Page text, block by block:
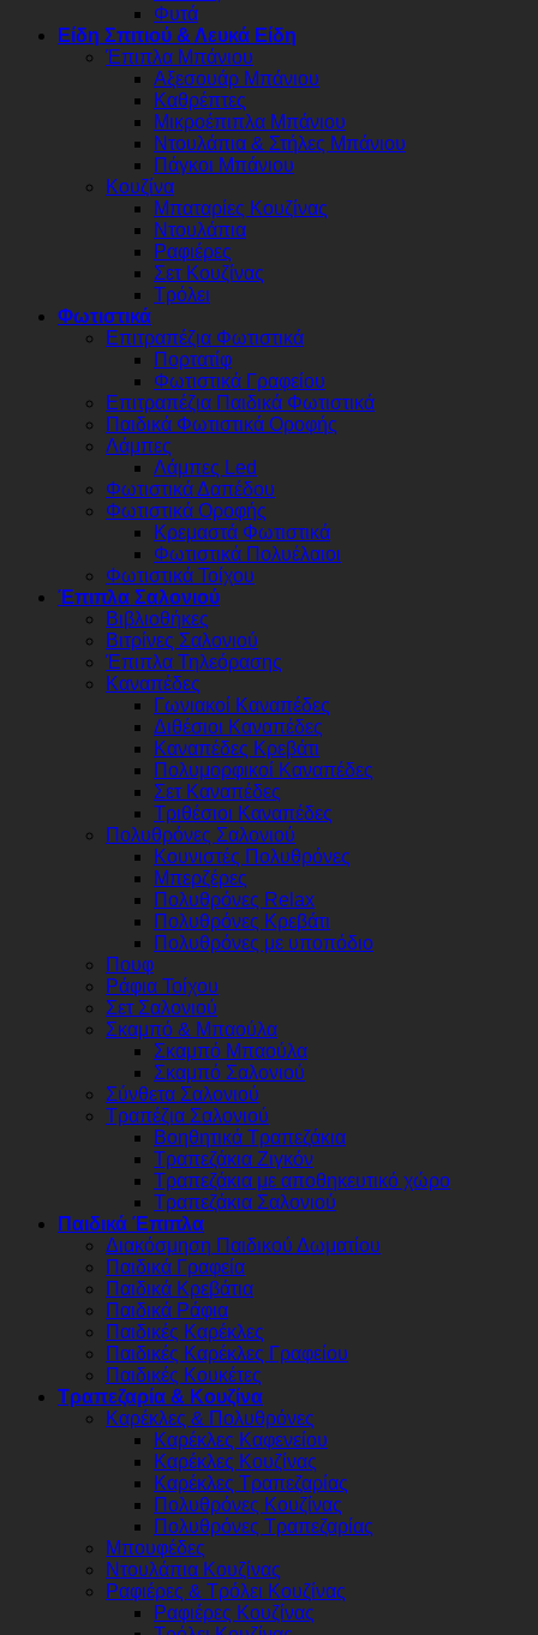
Φυτά
Είδη Σπιτιού & Λευκά Είδη
Έπιπλα Μπάνιου
Αξεσουάρ Μπάνιου
Καθρέπτες
Μικροέπιπλα Μπάνιου
Ντουλάπια & Στήλες Μπάνιου
Πάγκοι Μπάνιου
Κουζίνα
Μπαταρίες Κουζίνας
Ντουλάπια
Ραφιέρες
Σετ Κουζίνας
Τρόλει
Φωτιστικά
Επιτραπέζια Φωτιστικά
Πορτατίφ
Φωτιστικά Γραφείου
Επιτραπέζια Παιδικά Φωτιστικά
Παιδικά Φωτιστικά Οροφής
Λάμπες
Λάμπες Led
Φωτιστικά Δαπέδου
Φωτιστικά Οροφής
Κρεμαστά Φωτιστικά
Φωτιστικά Πολυέλαιοι
Φωτιστικά Τοίχου
Έπιπλα Σαλονιού
Βιβλιοθήκες
Βιτρίνες Σαλονιού
Έπιπλα Τηλεόρασης
Καναπέδες
Γωνιακοί Καναπέδες
Διθέσιοι Καναπέδες
Καναπέδες Κρεβάτι
Πολυμορφικοί Καναπέδες
Σετ Καναπέδες
Τριθέσιοι Καναπέδες
Πολυθρόνες Σαλονιού
Κουνιστές Πολυθρόνες
Μπερζέρες
Πολυθρόνες Relax
Πολυθρόνες Κρεβάτι
Πολυθρόνες με υποπόδιο
Πουφ
Ράφια Τοίχου
Σετ Σαλονιού
Σκαμπό & Μπαούλα
Σκαμπό Μπαούλα
Σκαμπό Σαλονιού
Σύνθετα Σαλονιού
Τραπέζια Σαλονιού
Βοηθητικά Τραπεζάκια
Τραπεζάκια Ζιγκόν
Τραπεζάκια με αποθηκευτικό χώρο
Τραπεζάκια Σαλονιού
Παιδικά Έπιπλα
Διακόσμηση Παιδικού Δωματίου
Παιδικά Γραφεία
Παιδικά Κρεβάτια
Παιδικά Ράφια
Παιδικές Καρέκλες
Παιδικές Καρέκλες Γραφείου
Παιδικές Κουκέτες
Τραπεζαρία & Κουζίνα
Καρέκλες & Πολυθρόνες
Καρέκλες Καφενείου
Καρέκλες Κουζίνας
Καρέκλες Τραπεζαρίας
Πολυθρόνες Κουζίνας
Πολυθρόνες Τραπεζαρίας
Μπουφέδες
Ντουλάπια Κουζίνας
Ραφιέρες & Τρόλει Κουζίνας
Ραφιέρες Κουζίνας